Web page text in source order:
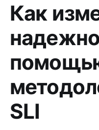
Как
SLI